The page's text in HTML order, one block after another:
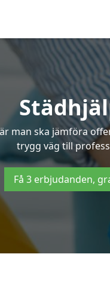
man ska jämföra
trygg väg till
Få 3 erbjudanden,